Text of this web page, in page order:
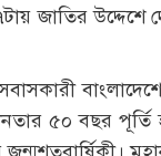
জাতির উদ্দেশে
বসবাসকারী
৫০ বছর